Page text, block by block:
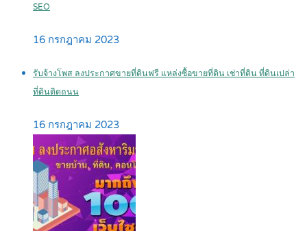
SEO
16 กรกฎาคม 2023
รับจ้างโพส ลงประกาศขายที่ดินฟรี แหล่งซื้อขายที่ดิน เช่าที่ดิน ที่ดินเปล่า
ที่ดินติดถนน
16 กรกฎาคม 2023